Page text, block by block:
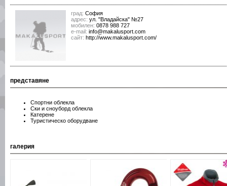
град: София
адрес: ул. "Владайска" №27
мобилен: 0878 988 727
е-mail: info@makalusport.com
сайт: http://www.makalusport.com/
представяне
Спортни облекла
Ски и сноуборд облекла
Катерене
Туристическо оборудване
галерия